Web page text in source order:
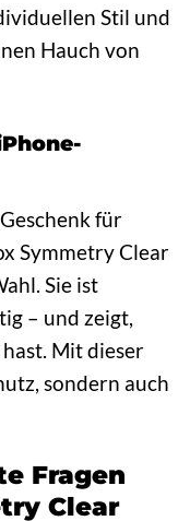
Stil und
Hauch von
für
Symmetry Clear
Sie ist
– und zeigt,
Mit dieser
sondern auch
Fragen
Clear